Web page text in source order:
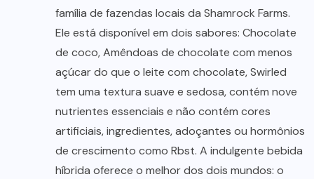
família de fazendas locais da Shamrock Farms.
Ele está disponível em dois sabores: Chocolate
de coco, Amêndoas de chocolate com menos
açúcar do que o leite com chocolate, Swirled
tem uma textura suave e sedosa, contém nove
nutrientes essenciais e não contém cores
artificiais, ingredientes, adoçantes ou hormônios
de crescimento como Rbst. A indulgente bebida
híbrida oferece o melhor dos dois mundos: o